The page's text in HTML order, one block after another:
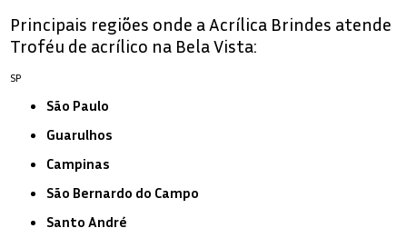
Principais regiões onde a Acrílica Brindes atende
Troféu de acrílico na Bela Vista:
SP
São Paulo
Guarulhos
Campinas
São Bernardo do Campo
Santo André